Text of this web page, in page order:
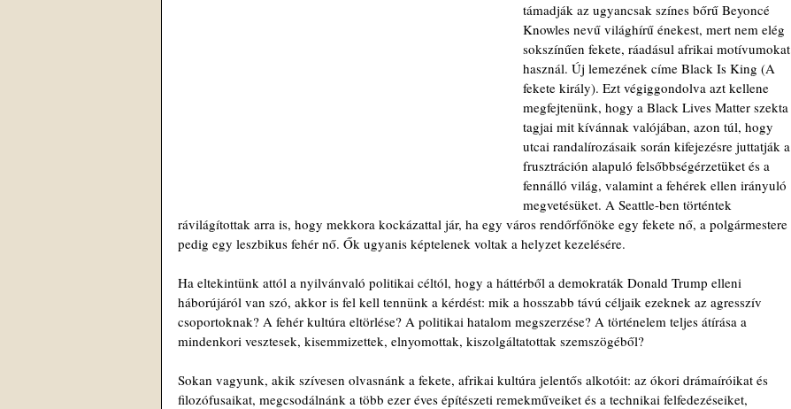
támadják az ugyancsak színes bőrű Beyoncé
Knowles nevű világhírű énekest, mert nem elég
sokszínűen fekete, ráadásul afrikai motívumokat
használ. Új lemezének címe Black Is King (A
fekete király). Ezt végiggondolva azt kellene
megfejtenünk, hogy a Black Lives Matter szekta
tagjai mit kívánnak valójában, azon túl, hogy
utcai randalírozásaik során kifejezésre juttatják a
frusztráción alapuló felsőbbségérzetüket és a
fennálló világ, valamint a fehérek ellen irányuló
megvetésüket. A Seattle-ben történtek
rávilágítottak arra is, hogy mekkora kockázattal jár, ha egy város rendőrfőnöke egy fekete nő, a polgármestere
pedig egy leszbikus fehér nő. Ők ugyanis képtelenek voltak a helyzet kezelésére.
Ha eltekintünk attól a nyilvánvaló politikai céltól, hogy a háttérből a demokraták Donald Trump elleni
háborújáról van szó, akkor is fel kell tennünk a kérdést: mik a hosszabb távú céljaik ezeknek az agresszív
csoportoknak? A fehér kultúra eltörlése? A politikai hatalom megszerzése? A történelem teljes átírása a
mindenkori vesztesek, kisemmizettek, elnyomottak, kiszolgáltatottak szemszögéből?
Sokan vagyunk, akik szívesen olvasnánk a fekete, afrikai kultúra jelentős alkotóit: az ókori drámaíróikat és
filozófusaikat, megcsodálnánk a több ezer éves építészeti remekműveiket és a technikai felfedezéseiket,